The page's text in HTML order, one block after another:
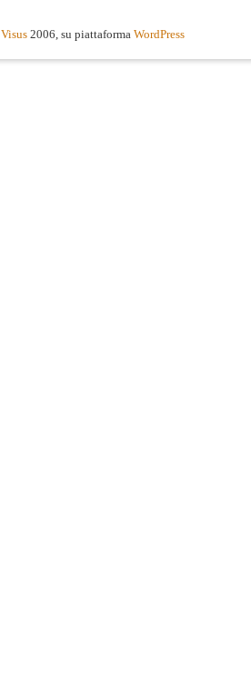
Visus 2006, su piattaforma WordPress